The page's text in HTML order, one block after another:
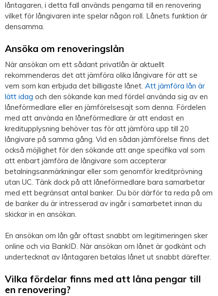
låntagaren, i detta fall används pengarna till en renovering
vilket för långivaren inte spelar någon roll. Lånets funktion är
densamma.
Ansöka om renoveringslån
När ansökan om ett sådant privatlån är aktuellt
rekommenderas det att jämföra olika långivare för att se
vem som kan erbjuda det billigaste lånet. Att jämföra lån är
lätt idag och den sökande kan med fördel använda sig av en
låneförmedlare eller en jämförelsesajt som denna. Fördelen
med att använda en låneförmedlare är att endast en
kreditupplysning behöver tas för att jämföra upp till 20
långivare på samma gång. Vid en sådan jämförelse finns det
också möjlighet för den sökande att ange specifika val som
att enbart jämföra de långivare som accepterar
betalningsanmärkningar eller som genomför kreditprövning
utan UC. Tänk dock på att låneförmedlare bara samarbetar
med ett begränsat antal banker. Du bör därför ta reda på om
de banker du är intresserad av ingår i samarbetet innan du
skickar in en ansökan.
En ansökan om lån går oftast snabbt om legitimeringen sker
online och via BankID. När ansökan om lånet är godkänt och
undertecknat av låntagaren betalas lånet ut snabbt därefter.
Vilka fördelar finns med att låna pengar till
en renovering?